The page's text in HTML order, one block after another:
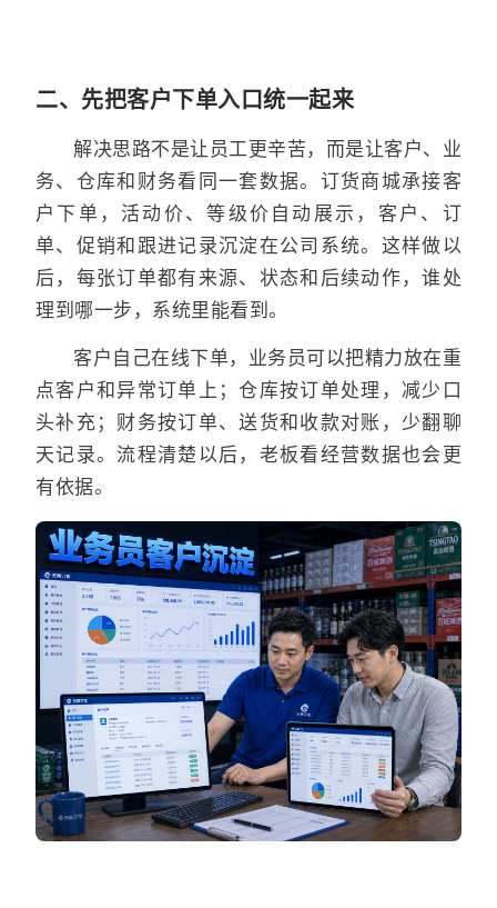
二、先把客户下单入口统一起来
解决思路不是让员工更辛苦，而是让客户、业
务、仓库和财务看同一套数据。订货商城承接客
户下单，活动价、等级价自动展示，客户、订
单、促销和跟进记录沉淀在公司系统。这样做以
后，每张订单都有来源、状态和后续动作，谁处
理到哪一步，系统里能看到。
客户自己在线下单，业务员可以把精力放在重
点客户和异常订单上；仓库按订单处理，减少口
头补充；财务按订单、送货和收款对账，少翻聊
天记录。流程清楚以后，老板看经营数据也会更
有依据。